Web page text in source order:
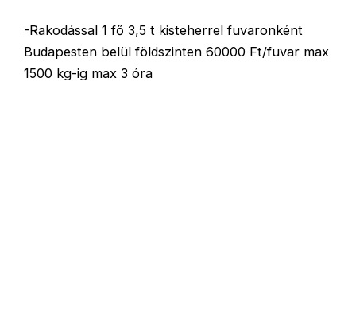
-Rakodással 1 fő 3,5 t kisteherrel fuvaronként
Budapesten belül földszinten 60000 Ft/fuvar max
1500 kg-ig max 3 óra